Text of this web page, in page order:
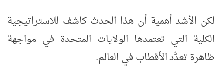
لكن الأشد أهمية أن هذا الحدث كاشف للاستراتيجية
الكلية التي تعتمدها الولايات المتحدة في مواجهة
ظاهرة تعدُّد الأقطاب في العالم.